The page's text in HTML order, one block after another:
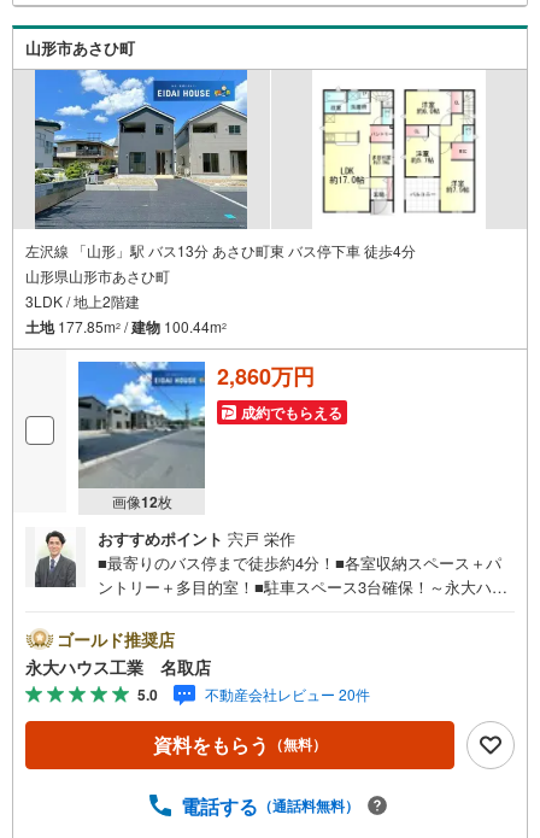
せていただきます。各店舗ではキッズスペースも完備！お
子様連れのご家族皆様で、ぜひお越しください。営業時間:
10:00～18:00（定休日:火・水曜日 ※店舗により変動あ
り）現地のご案内も可能ですので、どうぞお気軽にお問い
合わせください！
山形市あさひ町
左沢線 「山形」駅 バス13分 あさひ町東 バス停下車 徒歩4分
山形県山形市あさひ町
3LDK / 地上2階建
土地177.85m2 /建物 100.44m2
画像12枚
2,860万円
成約でもらえる
おすすめポイント 宍戸 栄作
■最寄りのバス停まで徒歩約4分！■各室収納スペース＋パ
ントリー＋多目的室！■駐車スペース3台確保！～永大ハウ
中！こちらでは当社の強みを大きく2つに分けてご紹介！1.
＜豊富な不動産知識＞戸建・マンション・土地…と種別を
問わず不動産を取り扱っております。さらに教育施設や商
業施設、子育て環境や行政などの地域情報を総合し、お客
様により良い物件選びをしていただけるよう、しっかりと
サポートさせていただきます。2.＜経験豊富なスタッフ＞
ど住宅に関する様々なご相談はもちろん、ご購入時に気に
ゴールド推奨店
永大ハウス工業 名取店
5.0 不動産会社レビュー 20件
資料をもらう （無料）
電話する （通話料無料）